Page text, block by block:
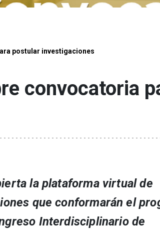
postular investigaciones
convocatoria
la plataforma virtual de
que conformarán el
Interdisciplinario de